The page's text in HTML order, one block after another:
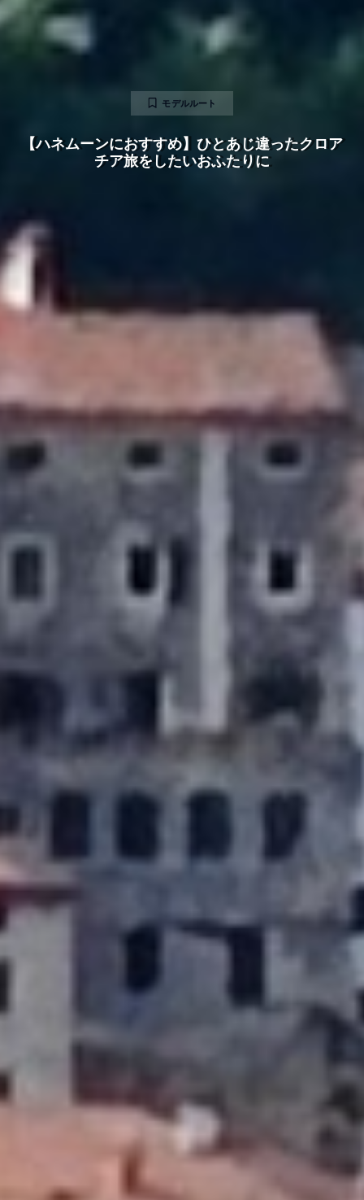
モデルルート
【ハネムーンにおすすめ】ひとあじ違ったクロア
チア旅をしたいおふたりに